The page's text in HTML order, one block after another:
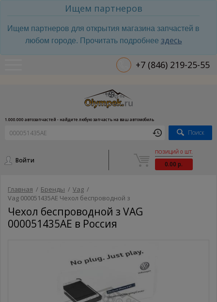
Ищем партнеров
Ищем партнеров для открытия магазина запчастей в
любом городе. Прочитать подробнее здесь
+7 (846) 219-25-55
1.000.000 автозапчастей - найдите любую запчасть на ваш автомобиль
Поиск
Войти
ПОЗИЦИЙ 0 ШТ.
0.00 р.
Главная / Бренды / Vag /
Vag 000051435AE Чехол беспроводной з
Чехол беспроводной з VAG
000051435AE в Россия